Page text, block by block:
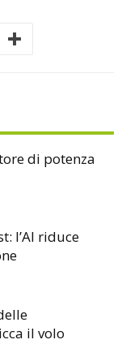
di potenza
l’AI riduce
il volo